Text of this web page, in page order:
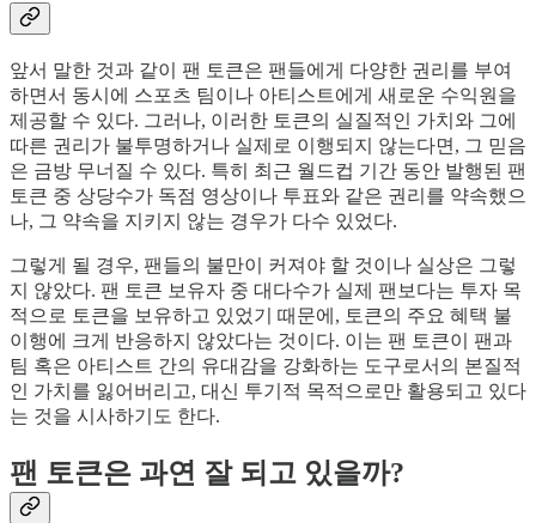
앞서 말한 것과 같이 팬 토큰은 팬들에게 다양한 권리를 부여
하면서 동시에 스포츠 팀이나 아티스트에게 새로운 수익원을
제공할 수 있다. 그러나, 이러한 토큰의 실질적인 가치와 그에
따른 권리가 불투명하거나 실제로 이행되지 않는다면, 그 믿음
은 금방 무너질 수 있다. 특히 최근 월드컵 기간 동안 발행된 팬
토큰 중 상당수가 독점 영상이나 투표와 같은 권리를 약속했으
나, 그 약속을 지키지 않는 경우가 다수 있었다.
그렇게 될 경우, 팬들의 불만이 커져야 할 것이나 실상은 그렇
지 않았다. 팬 토큰 보유자 중 대다수가 실제 팬보다는 투자 목
적으로 토큰을 보유하고 있었기 때문에, 토큰의 주요 혜택 불
이행에 크게 반응하지 않았다는 것이다. 이는 팬 토큰이 팬과
팀 혹은 아티스트 간의 유대감을 강화하는 도구로서의 본질적
인 가치를 잃어버리고, 대신 투기적 목적으로만 활용되고 있다
는 것을 시사하기도 한다.
팬 토큰은 과연 잘 되고 있을까?